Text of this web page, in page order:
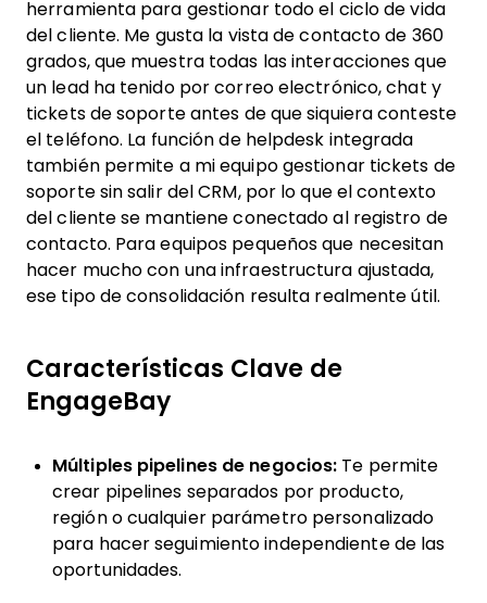
herramienta para gestionar todo el ciclo de vida
del cliente. Me gusta la vista de contacto de 360
grados, que muestra todas las interacciones que
un lead ha tenido por correo electrónico, chat y
tickets de soporte antes de que siquiera conteste
el teléfono. La función de helpdesk integrada
también permite a mi equipo gestionar tickets de
soporte sin salir del CRM, por lo que el contexto
del cliente se mantiene conectado al registro de
contacto. Para equipos pequeños que necesitan
hacer mucho con una infraestructura ajustada,
ese tipo de consolidación resulta realmente útil.
Características Clave de
EngageBay
Múltiples pipelines de negocios: Te permite
crear pipelines separados por producto,
región o cualquier parámetro personalizado
para hacer seguimiento independiente de las
oportunidades.